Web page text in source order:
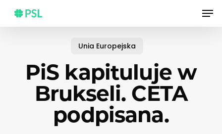
main
Unia Europejska
PiS kapituluje w
Brukseli. CETA
podpisana.